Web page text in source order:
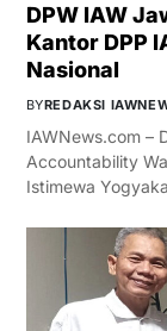
DPW IAW
Kantor DPP
Nasional
BYREDAKSI
IAWNews.com –
Accountability
Istimewa